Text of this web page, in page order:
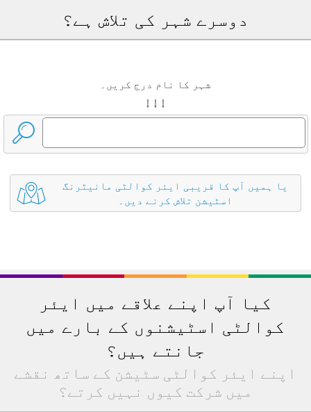
دوسرے شہر کی تلاش ہے؟
شہر کا نام درج کریں۔
↓ ↓ ↓
یا ہمیں آپ کا قریبی ایئر کوالٹی مانیٹرنگ
اسٹیشن تلاش کرنے دیں۔
کیا آپ اپنے علاقے میں ایئر
کوالٹی اسٹیشنوں کے بارے میں
جانتے ہیں؟
اپنے ایئر کوالٹی سٹیشن کے ساتھ نقشے
میں شرکت کیوں نہیں کرتے؟